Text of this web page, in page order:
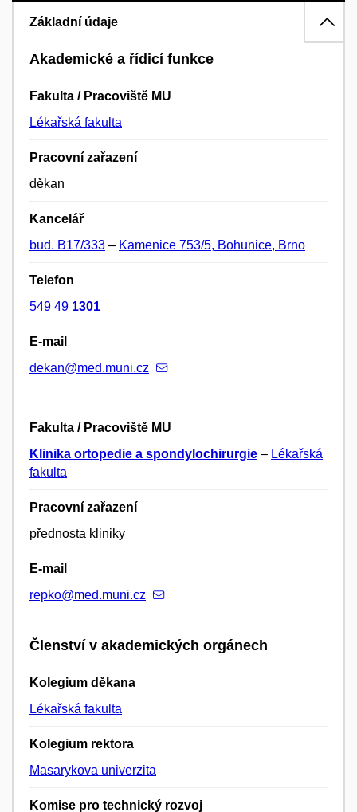
Základní údaje
Akademické a řídicí funkce
Fakulta / Pracoviště MU
Lékařská fakulta
Pracovní zařazení
děkan
Kancelář
bud. B17/333 – Kamenice 753/5, Bohunice, Brno
Telefon
549 49 1301
E-mail
dekan@med.muni.cz
Fakulta / Pracoviště MU
Klinika ortopedie a spondylochirurgie – Lékařská
fakulta
Pracovní zařazení
přednosta kliniky
E-mail
repko@med.muni.cz
Členství v akademických orgánech
Kolegium děkana
Lékařská fakulta
Kolegium rektora
Masarykova univerzita
Komise pro technický rozvoj